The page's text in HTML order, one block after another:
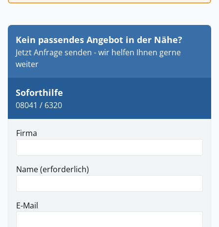
Kein passendes Angebot in der Nähe?
Jetzt Anfrage senden - wir helfen Ihnen gerne
weiter
Soforthilfe
08041 / 6320
Firma
Name (erforderlich)
E-Mail